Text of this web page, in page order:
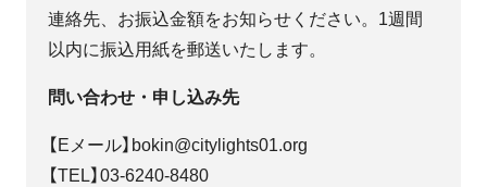
連絡先、お振込金額をお知らせください。1週間
以内に振込用紙を郵送いたします。
問い合わせ・申し込み先
【Eメール】bokin@citylights01.org
【TEL】03-6240-8480